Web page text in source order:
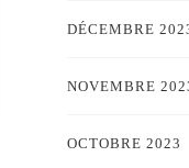
DÉCEMBRE
NOVEMBRE
OCTOBRE 2023